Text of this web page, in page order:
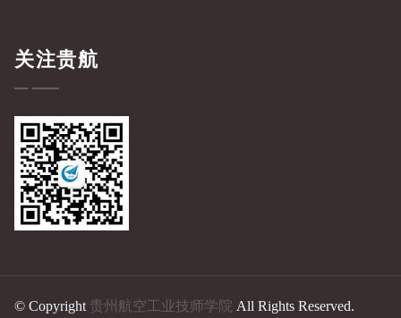
关注贵航
© Copyright 贵州航空工业技师学院 All Rights Reserved.